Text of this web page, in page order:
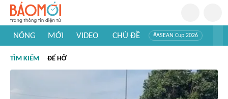
NÓNG MỚI VIDEO CHỦ ĐỀ #ASEAN Cup 2026
#Khám phá thế giới
TÌM KIẾM ĐỂ HỞ